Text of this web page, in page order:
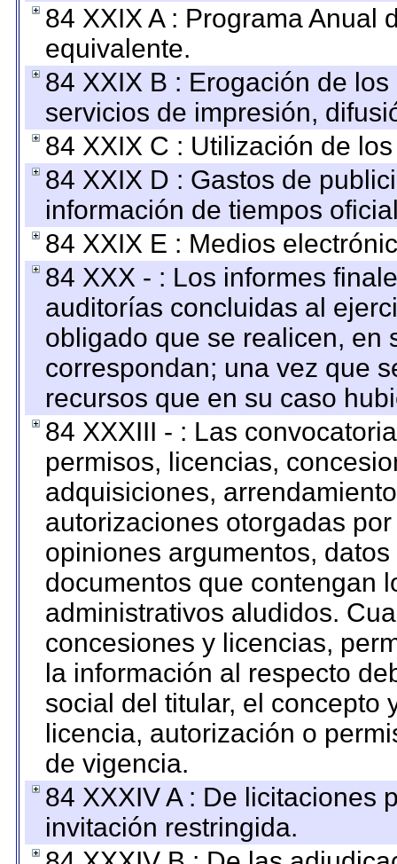
84 XXIX A : Programa Anual
equivalente.
84 XXIX B : Erogación de
servicios de impresión,
84 XXIX C : Utilización de
84 XXIX D : Gastos de
información de tiempos
84 XXIX E : Medios
84 XXX - : Los informes
auditorías concluidas al
obligado que se realicen, en
correspondan; una vez que
recursos que en su caso
84 XXXIII - : Las
permisos, licencias,
adquisiciones,
autorizaciones otorgadas
opiniones argumentos,
documentos que contengan
administrativos aludidos.
concesiones y licencias,
la información al respecto
social del titular, el concepto
licencia, autorización o
de vigencia.
84 XXXIV A : De licitaciones
invitación restringida.